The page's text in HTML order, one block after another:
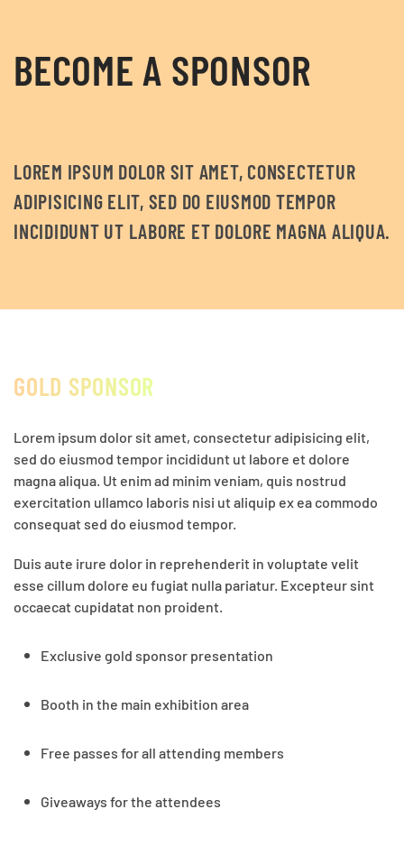
BECOME A SPONSOR
LOREM IPSUM DOLOR SIT AMET, CONSECTETUR
ADIPISICING ELIT, SED DO EIUSMOD TEMPOR
INCIDIDUNT UT LABORE ET DOLORE MAGNA ALIQUA.
GOLD SPONSOR
Lorem ipsum dolor sit amet, consectetur adipisicing elit,
sed do eiusmod tempor incididunt ut labore et dolore
magna aliqua. Ut enim ad minim veniam, quis nostrud
exercitation ullamco laboris nisi ut aliquip ex ea commodo
consequat sed do eiusmod tempor.
Duis aute irure dolor in reprehenderit in voluptate velit
esse cillum dolore eu fugiat nulla pariatur. Excepteur sint
occaecat cupidatat non proident.
Exclusive gold sponsor presentation
Booth in the main exhibition area
Free passes for all attending members
Giveaways for the attendees